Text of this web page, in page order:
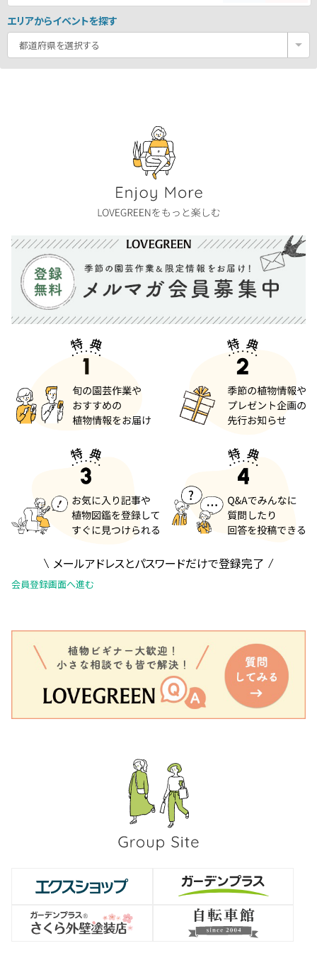
エリアからイベントを探す
メールアドレスとパスワードだけで登録完了
会員登録画面へ進む